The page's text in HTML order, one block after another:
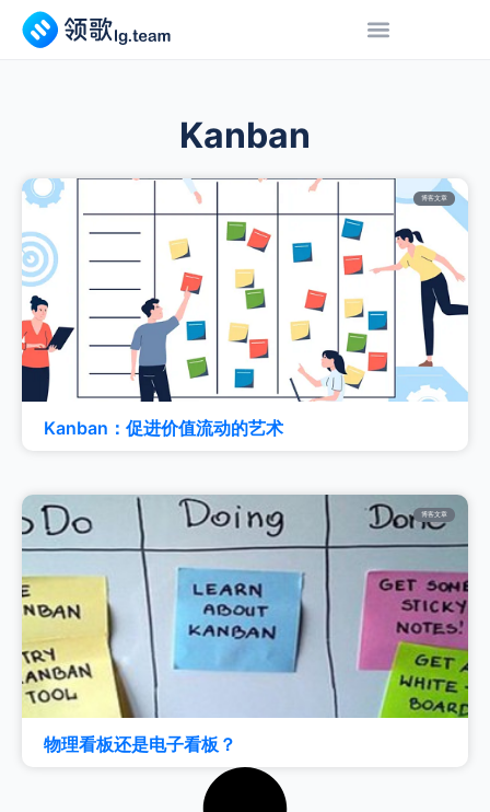
Kanban
博客文章
Kanban：促进价值流动的艺术
博客文章
物理看板还是电子看板？